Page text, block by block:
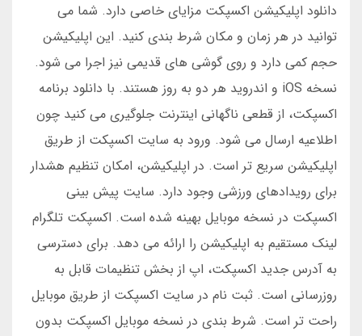
دانلود اپلیکیشن اکسپکت مزایای خاصی دارد. شما می
توانید در هر زمان و مکان شرط بندی کنید. این اپلیکیشن
حجم کمی دارد و روی گوشی های قدیمی نیز اجرا می شود.
نسخه iOS و اندروید هر دو به روز هستند. با دانلود برنامه
اکسپکت، از قطعی ناگهانی اینترنت جلوگیری می کنید چون
اطلاعیه ارسال می شود. ورود به سایت اکسپکت از طریق
اپلیکیشن سریع تر است. در اپلیکیشن، امکان تنظیم هشدار
برای رویدادهای ورزشی وجود دارد. سایت پیش بینی
اکسپکت در نسخه موبایل بهینه شده است. اکسپکت تلگرام
لینک مستقیم به اپلیکیشن را ارائه می دهد. برای دسترسی
به آدرس جدید اکسپکت، اپ از بخش تنظیمات قابل به
روزرسانی است. ثبت نام در سایت اکسپکت از طریق موبایل
راحت تر است. شرط بندی در نسخه موبایل اکسپکت بدون